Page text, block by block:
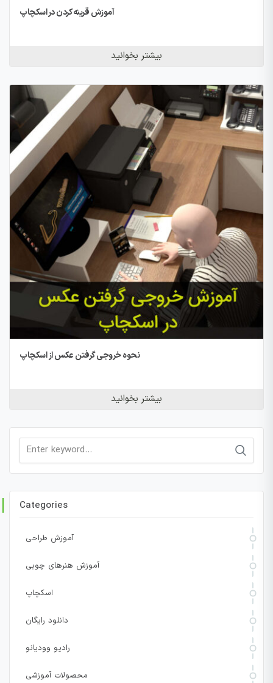
آموزش قرینه کردن در اسکچاپ
بیشتر بخوانید
نحوه خروجی گرفتن عکس از اسکچاپ
بیشتر بخوانید
Search
Categories
آموزش طراحی
آموزش هنرهای چوبی
اسکچاپ
دانلود رایگان
رادیو وودیانو
محصولات آموزشی